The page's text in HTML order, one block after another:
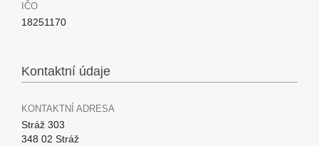
IČO
18251170
Kontaktní údaje
KONTAKTNÍ ADRESA
Stráž 303
348 02 Stráž